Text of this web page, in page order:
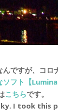
ですが、コロ
フト【
こちらです。
I took this